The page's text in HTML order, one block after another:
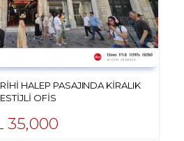
HALEP PASAJINDA KIRALIK
OFIS
35,000